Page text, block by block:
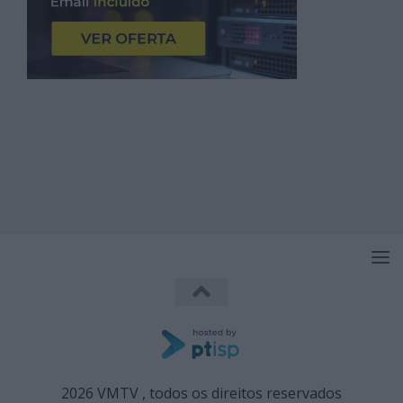
2026 VMTV , todos os direitos reservados